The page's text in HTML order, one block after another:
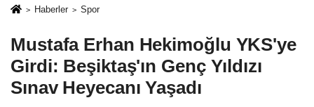
Sonuçlar
Açıldı
Haberler Spor
Mustafa Erhan Hekimoğlu YKS'ye
Girdi: Beşiktaş'ın Genç Yıldızı
Sınav Heyecanı Yaşadı